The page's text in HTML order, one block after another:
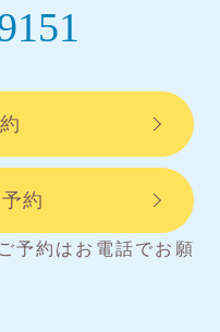
約
予約はお電話でお願